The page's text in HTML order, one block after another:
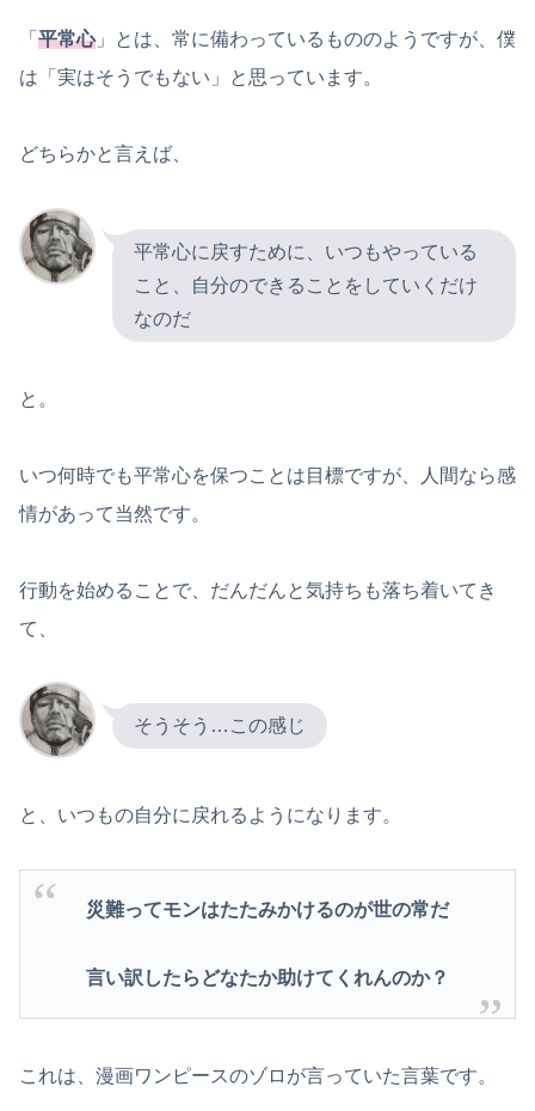
「 平常心」とは、常に備わっているもののようですが、僕
は「実はそうでもない」と思っています。
どちらかと言えば、
平常心に戻すために、いつもやっている
こと、自分のできることをしていくだけ
なのだ
と。
いつ何時でも平常心を保つことは目標ですが、人間なら感
情があって当然です。
行動を始めることで、だんだんと気持ちも落ち着いてき
て、
そうそう…この感じ
と、いつもの自分に戻れるようになります。
災難ってモンはたたみかけるのが世の常だ
言い訳したらどなたか助けてくれんのか？
これは、漫画ワンピースのゾロが言っていた言葉です。